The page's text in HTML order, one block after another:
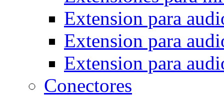
Extension para
Extension para
Extension para
Conectores